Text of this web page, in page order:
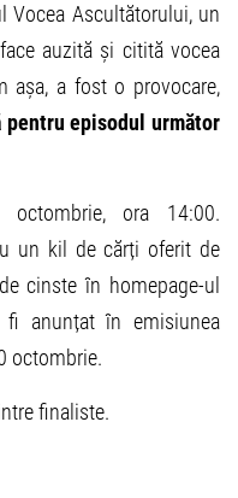
Vocea Ascultătorului, un
auzită și citită vocea
așa, a fost o provocare,
episodul următor
ora 14:00.
un kil de cărți oferit de
cinste în homepage-ul
fi anunțat în emisiunea
octombrie.
finaliste.